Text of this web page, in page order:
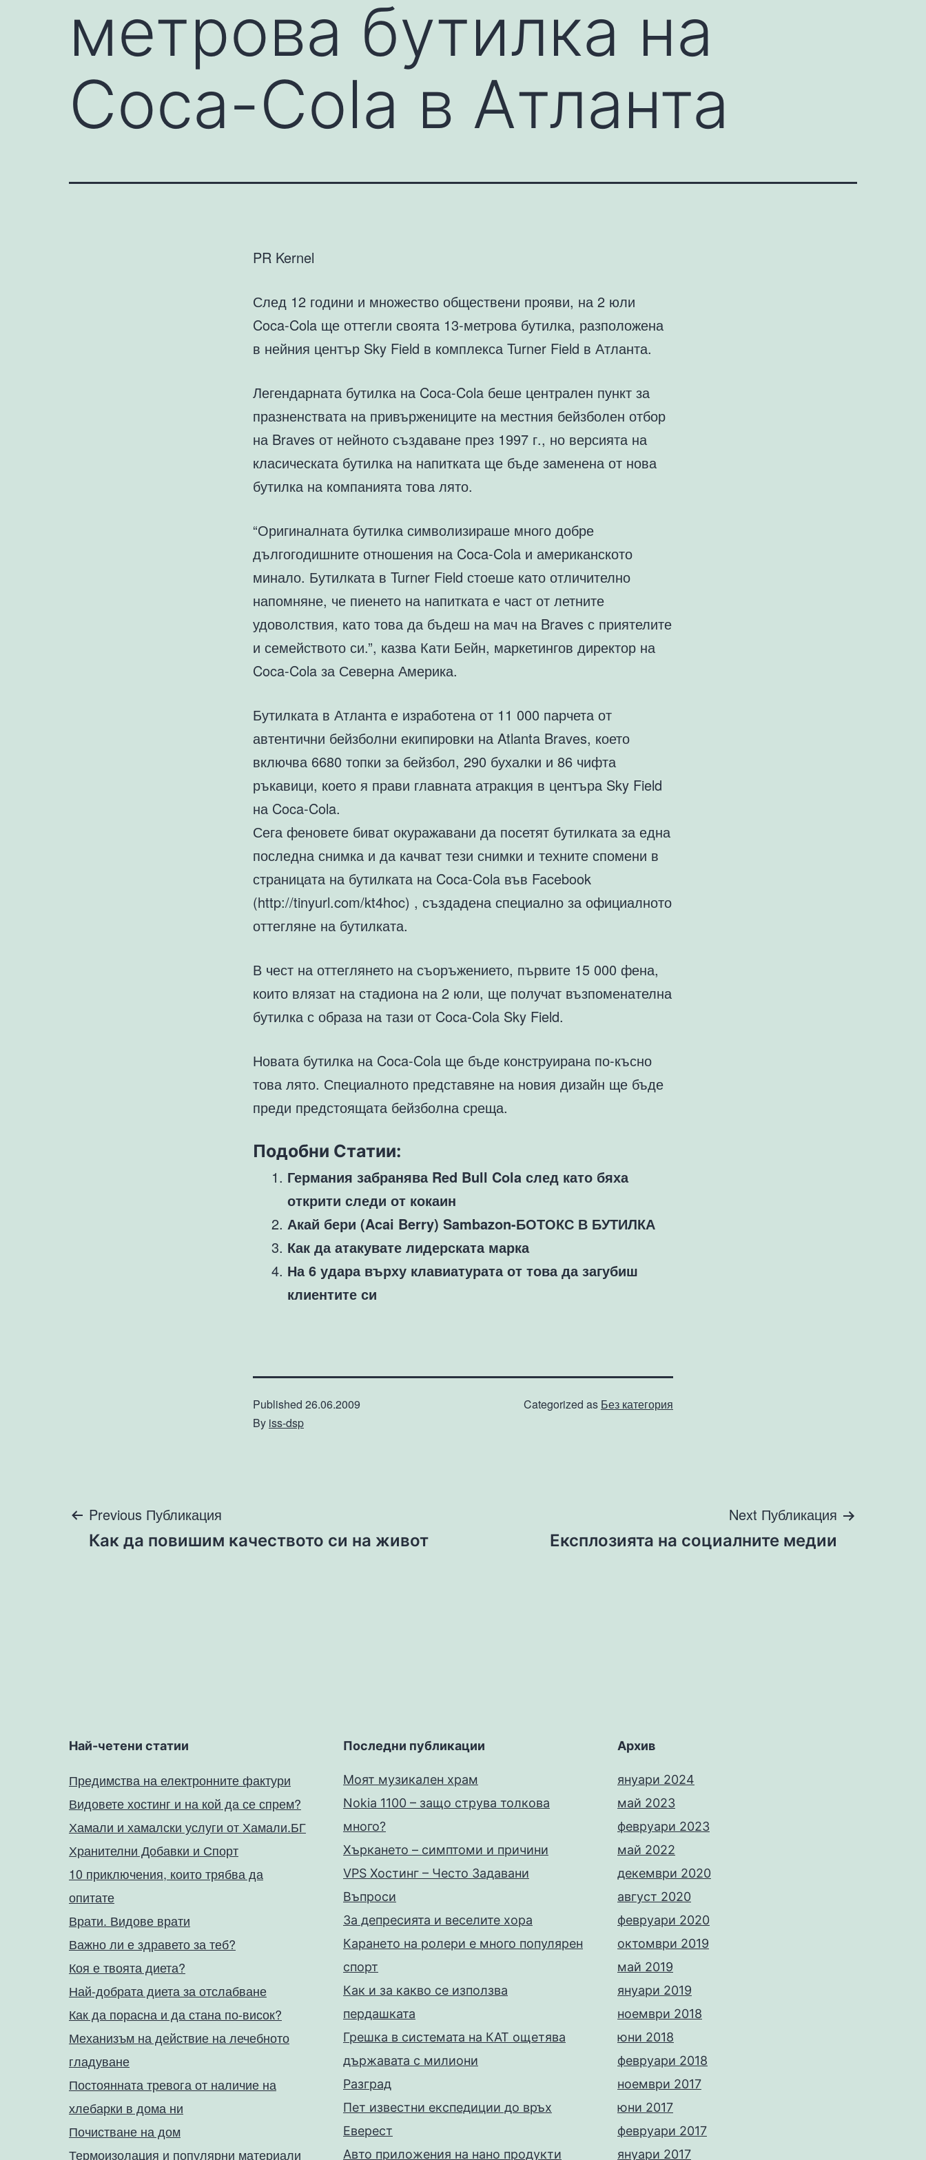
метрова бутилка на
Coca-Cola в Атланта
PR Kernel
След 12 години и множество обществени прояви, на 2 юли
Coca-Cola ще оттегли своята 13-метрова бутилка, разположена
в нейния център Sky Field в комплекса Turner Field в Атланта.
Легендарната бутилка на Coca-Cola беше централен пункт за
празненствата на привържениците на местния бейзболен отбор
на Braves от нейното създаване през 1997 г., но версията на
класическата бутилка на напитката ще бъде заменена от нова
бутилка на компанията това лято.
“Оригиналната бутилка символизираше много добре
дългогодишните отношения на Coca-Cola и американското
минало. Бутилката в Turner Field стоеше като отличително
напомняне, че пиенето на напитката е част от летните
удоволствия, като това да бъдеш на мач на Braves с приятелите
и семейството си.”, казва Кати Бейн, маркетингов директор на
Coca-Cola за Северна Америка.
Бутилката в Атланта е изработена от 11 000 парчета от
автентични бейзболни екипировки на Atlanta Braves, което
включва 6680 топки за бейзбол, 290 бухалки и 86 чифта
ръкавици, което я прави главната атракция в центъра Sky Field
на Coca-Cola.
Сега феновете биват окуражавани да посетят бутилката за една
последна снимка и да качват тези снимки и техните спомени в
страницата на бутилката на Coca-Cola във Facebook
(http://tinyurl.com/kt4hoc) , създадена специално за официалното
оттегляне на бутилката.
В чест на оттеглянето на съоръжението, първите 15 000 фена,
които влязат на стадиона на 2 юли, ще получат възпоменателна
бутилка с образа на тази от Coca-Cola Sky Field.
Новата бутилка на Coca-Cola ще бъде конструирана по-късно
това лято. Специалното представяне на новия дизайн ще бъде
преди предстоящата бейзболна среща.
Подобни Статии:
Германия забранява Red Bull Cola след като бяха
открити следи от кокаин
Акай бери (Acai Berry) Sambazon-БОТОКС В БУТИЛКА
Как да атакувате лидерската марка
На 6 удара върху клавиатурата от това да загубиш
клиентите си
Published 26.06.2009
By iss-dsp
Categorized as Без категория
Навигация
Previous Публикация
Как да повишим качеството си на живот
Next Публикация
Експлозията на социалните медии
Най-четени статии
Предимства на електронните фактури
Видовете хостинг и на кой да се спрем?
Хамали и хамалски услуги от Хамали.БГ
Хранителни Добавки и Спорт
10 приключения, които трябва да
опитате
Врати. Видове врати
Важно ли е здравето за теб?
Коя е твоята диета?
Най-добрата диета за отслабване
Как да порасна и да стана по-висок?
Механизъм на действие на лечебното
гладуване
Постоянната тревога от наличие на
хлебарки в дома ни
Почистване на дом
Термоизолация и популярни материали
Последни публикации
Моят музикален храм
Nokia 1100 – защо струва толкова
много?
Хъркането – симптоми и причини
VPS Хостинг – Често Задавани
Въпроси
За депресията и веселите хора
Карането на ролери е много популярен
спорт
Как и за какво се използва
пердашката
Грешка в системата на КАТ ощетява
държавата с милиони
Разград
Пет известни експедиции до връх
Еверест
Авто приложения на нано продукти
Архив
януари 2024
май 2023
февруари 2023
май 2022
декември 2020
август 2020
февруари 2020
октомври 2019
май 2019
януари 2019
ноември 2018
юни 2018
февруари 2018
ноември 2017
юни 2017
февруари 2017
януари 2017